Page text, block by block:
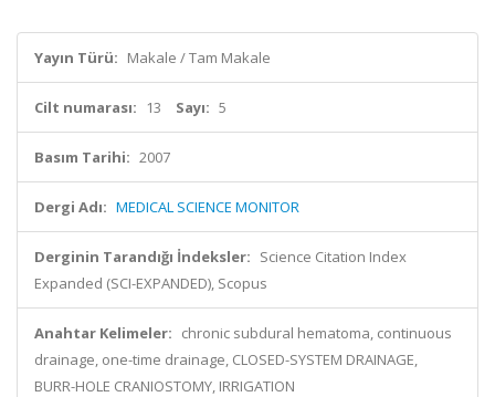
Yayın Türü: Makale / Tam Makale
Cilt numarası: 13 Sayı: 5
Basım Tarihi: 2007
Dergi Adı: MEDICAL SCIENCE MONITOR
Derginin Tarandığı İndeksler: Science Citation Index
Expanded (SCI-EXPANDED), Scopus
Anahtar Kelimeler: chronic subdural hematoma, continuous
drainage, one-time drainage, CLOSED-SYSTEM DRAINAGE,
BURR-HOLE CRANIOSTOMY, IRRIGATION